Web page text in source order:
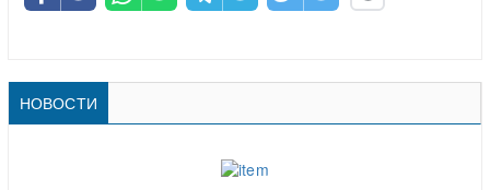
НОВОСТИ